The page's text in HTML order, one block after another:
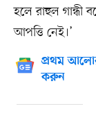
হলে রাহুল
আপত্তি নেই।’
প্রথম
করুন